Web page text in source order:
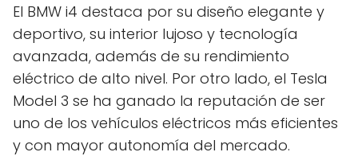
El BMW i4 destaca por su diseño elegante y
deportivo, su interior lujoso y tecnología
avanzada, además de su rendimiento
eléctrico de alto nivel. Por otro lado, el Tesla
Model 3 se ha ganado la reputación de ser
uno de los vehículos eléctricos más eficientes
y con mayor autonomía del mercado.